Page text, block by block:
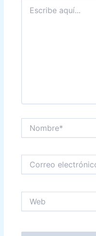
Escribe
aquí...
electrónico*